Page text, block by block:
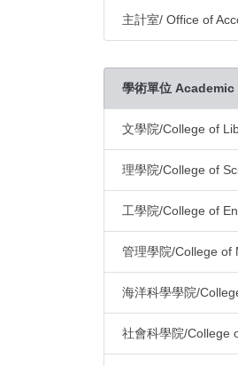
主計室/ Office of
學術單位
文學院/College of
理學院/College of
工學院/College of
管理學院/College of
海洋科學學院/
社會科學院/College